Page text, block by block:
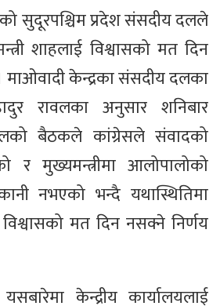
सुदूरपश्चिम प्रदेश संसदीय दलले
शाहलाई विश्वासको मत दिन
केन्द्रका संसदीय दलका
रावलका अनुसार शनिबार
बैठकले कांग्रेसले संवादको
र मुख्यमन्त्रीमा आलोपालोको
नभएको भन्दै यथास्थितिमा
मत दिन नसक्ने निर्णय
केन्द्रीय कार्यालयलाई